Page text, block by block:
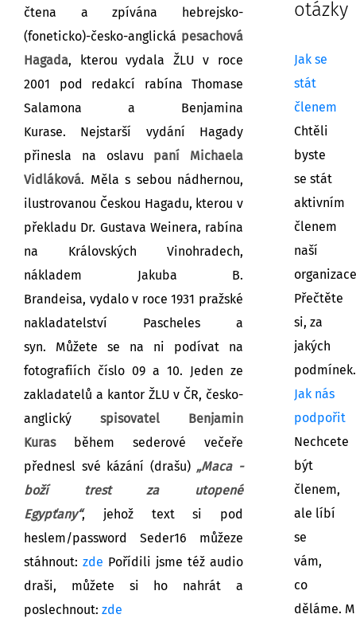
čtena a zpívána hebrejsko-
(foneticko)-česko-anglická pesachová
Hagada, kterou vydala ŽLU v roce
2001 pod redakcí rabína Thomase
Salamona a Benjamina
Kurase. Nejstarší vydání Hagady
přinesla na oslavu paní Michaela
Vidláková. Měla s sebou nádhernou,
ilustrovanou Českou Hagadu, kterou v
překladu Dr. Gustava Weinera, rabína
na Královských Vinohradech,
nákladem Jakuba B.
Brandeisa, vydalo v roce 1931 pražské
nakladatelství Pascheles a
syn. Můžete se na ni podívat na
fotografiích číslo 09 a 10. Jeden ze
zakladatelů a kantor ŽLU v ČR, česko-
anglický spisovatel Benjamin
Kuras
během sederové večeře
přednesl své kázání (drašu) „Maca -
boží trest za utopené
Egypťany“, jehož text si pod
heslem/password Seder16 můžeze
stáhnout: zde
Pořídili jsme též audio
draši, můžete si ho nahrát a
poslechnout: zde
otázky
Jak se
stát
členem
Chtěli
byste
se stát
aktivním
členem
naší
Přečtěte
si, za
jakých
podmínek.
Jak nás
podpořit
Nechcete
být
členem,
ale líbí
se
vám,
co
děláme.